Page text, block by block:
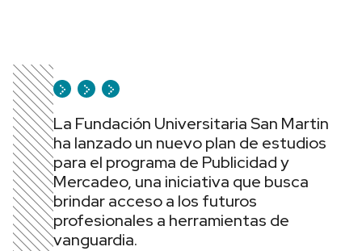
La Fundación Universitaria San Martin
ha lanzado un nuevo plan de estudios
para el programa de Publicidad y
Mercadeo, una iniciativa que busca
brindar acceso a los futuros
profesionales a herramientas de
vanguardia.